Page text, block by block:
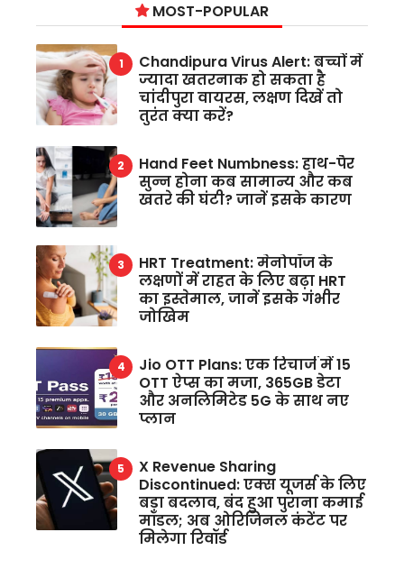
MOST-POPULAR
Chandipura Virus Alert: बच्चों में
ज्यादा खतरनाक हो सकता है
चांदीपुरा वायरस, लक्षण दिखें तो
तुरंत क्या करें?
Hand Feet Numbness: हाथ-पैर
सुन्न होना कब सामान्य और कब
खतरे की घंटी? जानें इसके कारण
HRT Treatment: मेनोपॉज के
लक्षणों में राहत के लिए बढ़ा HRT
का इस्तेमाल, जानें इसके गंभीर
जोखिम
Jio OTT Plans: एक रिचार्ज में 15
OTT ऐप्स का मजा, 365GB डेटा
और अनलिमिटेड 5G के साथ नए
प्लान
X Revenue Sharing
Discontinued: एक्स यूजर्स के लिए
बड़ा बदलाव, बंद हुआ पुराना कमाई
मॉडल; अब ओरिजिनल कंटेंट पर
मिलेगा रिवॉर्ड